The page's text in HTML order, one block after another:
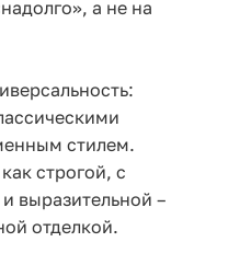
а не на
стилем.
строгой, с
выразительной –
отделкой.